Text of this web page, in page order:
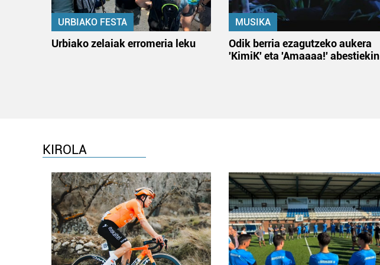
URBIAKO FESTA
Urbiako zelaiak erromeria leku
MUSIKA
Odik berria ezagutzeko aukera
'KimiK' eta 'Amaaaa!' abestiekin
KIROLA